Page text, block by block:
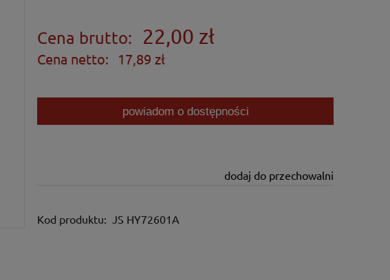
Cena brutto: 22,00 zł
Cena netto: 17,89 zł
powiadom o dostępności
dodaj do przechowalni
Kod produktu: JS HY72601A